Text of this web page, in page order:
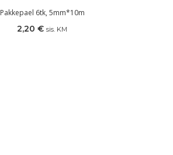
Pakkepael 6tk, 5mm*10m
2,20 € sis. KM